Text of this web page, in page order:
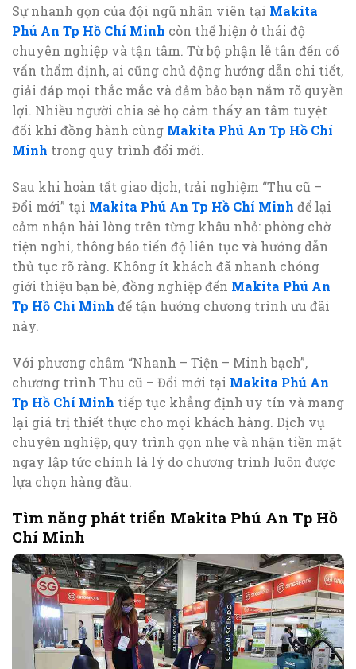
Sự nhanh gọn của đội ngũ nhân viên tại Makita
Phú An Tp Hồ Chí Minh còn thể hiện ở thái độ
chuyên nghiệp và tận tâm. Từ bộ phận lễ tân đến cố
vấn thẩm định, ai cũng chủ động hướng dẫn chi tiết,
giải đáp mọi thắc mắc và đảm bảo bạn nắm rõ quyền
lợi. Nhiều người chia sẻ họ cảm thấy an tâm tuyệt
đối khi đồng hành cùng Makita Phú An Tp Hồ Chí
Minh trong quy trình đổi mới.
Sau khi hoàn tất giao dịch, trải nghiệm “Thu cũ –
Đổi mới” tại Makita Phú An Tp Hồ Chí Minh để lại
cảm nhận hài lòng trên từng khâu nhỏ: phòng chờ
tiện nghi, thông báo tiến độ liên tục và hướng dẫn
thủ tục rõ ràng. Không ít khách đã nhanh chóng
giới thiệu bạn bè, đồng nghiệp đến Makita Phú An
Tp Hồ Chí Minh để tận hưởng chương trình ưu đãi
này.
Với phương châm “Nhanh – Tiện – Minh bạch”,
chương trình Thu cũ – Đổi mới tại Makita Phú An
Tp Hồ Chí Minh tiếp tục khẳng định uy tín và mang
lại giá trị thiết thực cho mọi khách hàng. Dịch vụ
chuyên nghiệp, quy trình gọn nhẹ và nhận tiền mặt
ngay lập tức chính là lý do chương trình luôn được
lựa chọn hàng đầu.
Tìm năng phát triển Makita Phú An Tp Hồ
Chí Minh